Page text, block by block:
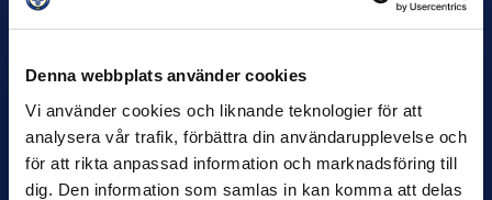
Denna webbplats använder cookies
Vi använder cookies och liknande teknologier för att
analysera vår trafik, förbättra din användarupplevelse och
för att rikta anpassad information och marknadsföring till
dig. Den information som samlas in kan komma att delas